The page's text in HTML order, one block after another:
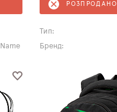
РОЗПРОДАНО
Тип:
Бренд: